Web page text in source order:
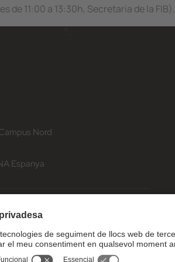
de 11:00 a 13:30h, Secretaria de la FIB).
Nord
Espanya